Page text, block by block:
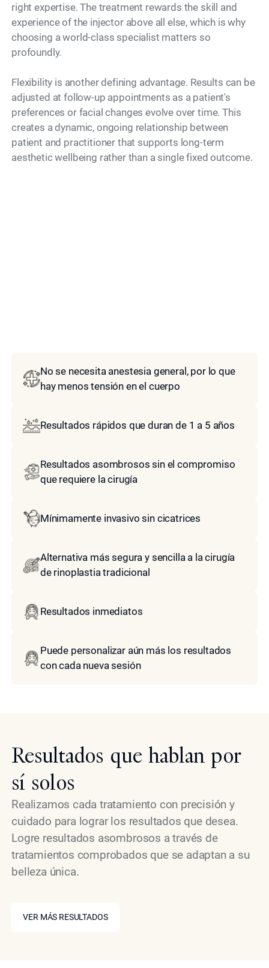
right expertise. The treatment rewards the skill and
experience of the injector above all else, which is why
choosing a world-class specialist matters so
profoundly.
Flexibility is another defining advantage. Results can be
adjusted at follow-up appointments as a patient's
preferences or facial changes evolve over time. This
creates a dynamic, ongoing relationship between
patient and practitioner that supports long-term
aesthetic wellbeing rather than a single fixed outcome.
No se necesita anestesia general, por lo que
hay menos tensión en el cuerpo
Resultados rápidos que duran de 1 a 5 años
Resultados asombrosos sin el compromiso
que requiere la cirugía
Mínimamente invasivo sin cicatrices
Alternativa más segura y sencilla a la cirugía
de rinoplastia tradicional
Resultados inmediatos
Puede personalizar aún más los resultados
con cada nueva sesión
Resultados que hablan por
sí solos
Realizamos cada tratamiento con precisión y
cuidado para lograr los resultados que desea.
Logre resultados asombrosos a través de
tratamientos comprobados que se adaptan a su
belleza única.
VER MÁS RESULTADOS
VER MÁS RESULTADOS